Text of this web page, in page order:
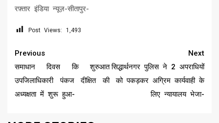
रफ़्तार इंडिया न्यूज़-सीतापुर-
Post Views: 1,493
Continue
Reading
Previous
समाधान दिवस कि शुरुआत
उपजिलाधिकारी पंकज दीक्षित की
अध्यक्षता में शुरू हुआ-
Next
सिद्धार्थनगर पुलिस ने 2 अपराधियों
को पकड़कर अग्रिम कार्यवाही के
लिए न्यायालय भेजा-